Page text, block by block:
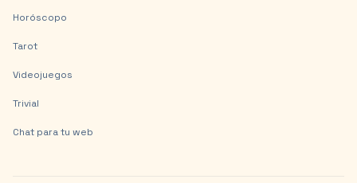
Horóscopo
Tarot
Videojuegos
Trivial
Chat para tu web